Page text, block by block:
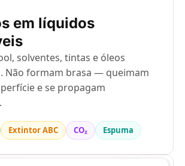
em líquidos
solventes, tintas e óleos
Não formam brasa — queimam
e se propagam
Extintor ABC CO₂ Espuma